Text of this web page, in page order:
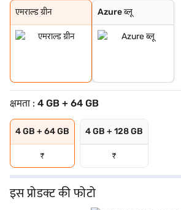
एमराल्ड ग्रीन
एमराल्ड ग्रीन
Azure ब्लू
Azure ब्लू
क्षमता : 4 GB + 64 GB
4 GB + 64 GB
₹
4 GB + 128 GB
₹
इस प्रोडक्ट की फोटो